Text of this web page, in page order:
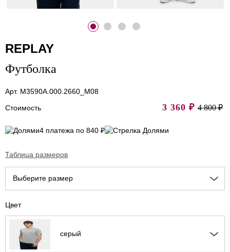
REPLAY
Футболка
Арт. M3590A.000.2660_M08
Стоимость
3 360 ₽ 4 800 ₽
4 платежа по 840 ₽
Таблица размеров
Выберите размер
Цвет
серый